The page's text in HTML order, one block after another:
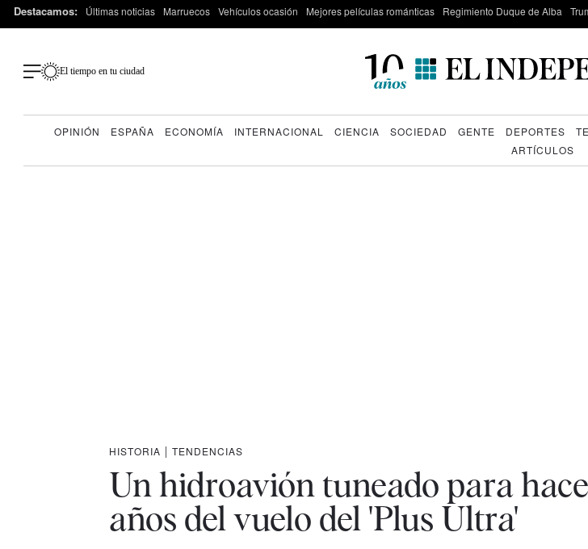
Destacamos: Últimas noticias Marruecos Vehículos ocasión Mejores películas románticas Regimiento Duque de Alba
El tiempo en tu ciudad
OPINIÓN ESPAÑA ECONOMÍA INTERNACIONAL CIENCIA SOCIEDAD GENTE DEPORTES
ARTÍCULOS
HISTORIA | TENDENCIAS
Un hidroavión tuneado para
años del vuelo del 'Plus Ultra'